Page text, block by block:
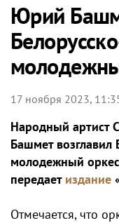
Юрий
17 ноября 2023,
Народный артист
Башмет возглавил
молодежный
передает издание
Отмечается, что